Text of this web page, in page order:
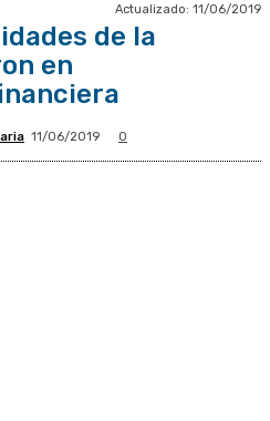
Actualizado: 11/06/2019
de la
en
11/06/2019 0